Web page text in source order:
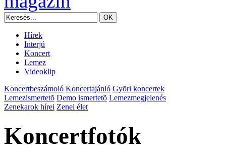
Hírek
Interjú
Koncert
Lemez
Videoklip
Koncertbeszámoló Koncertajánló Gyõri koncertek
Lemezismertetõ Demo ismertetõ Lemezmegjelenés
Zenekarok hírei Zenei élet
Koncertfotók